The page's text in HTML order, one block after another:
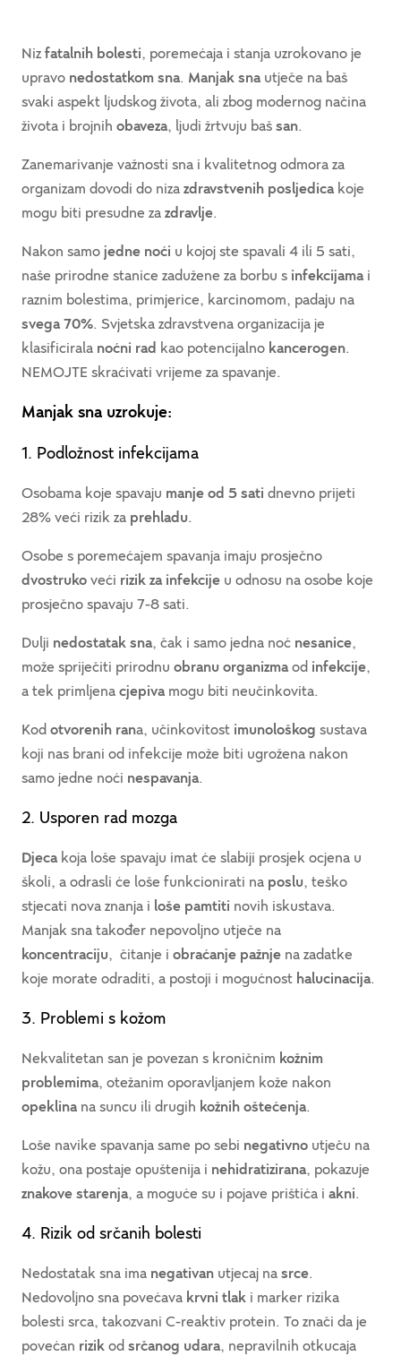
Niz fatalnih bolesti, poremećaja i stanja uzrokovano je
upravo nedostatkom sna. Manjak sna utječe na baš
svaki aspekt ljudskog života, ali zbog modernog načina
života i brojnih obaveza, ljudi žrtvuju baš san.
Zanemarivanje važnosti sna i kvalitetnog odmora za
organizam dovodi do niza zdravstvenih posljedica koje
mogu biti presudne za zdravlje.
Nakon samo jedne noći u kojoj ste spavali 4 ili 5 sati,
naše prirodne stanice zadužene za borbu s infekcijama i
raznim bolestima, primjerice, karcinomom, padaju na
svega 70%. Svjetska zdravstvena organizacija je
klasificirala noćni rad kao potencijalno kancerogen.
NEMOJTE skraćivati vrijeme za spavanje.
Manjak sna uzrokuje:
1. Podložnost infekcijama
Osobama koje spavaju manje od 5 sati dnevno prijeti
28% veći rizik za prehladu.
Osobe s poremećajem spavanja imaju prosječno
dvostruko veći rizik za infekcije u odnosu na osobe koje
prosječno spavaju 7-8 sati.
Dulji nedostatak sna, čak i samo jedna noć nesanice,
može spriječiti prirodnu obranu organizma od infekcije,
a tek primljena cjepiva mogu biti neučinkovita.
Kod otvorenih rana, učinkovitost imunološkog sustava
koji nas brani od infekcije može biti ugrožena nakon
samo jedne noći nespavanja.
2. Usporen rad mozga
Djeca koja loše spavaju imat će slabiji prosjek ocjena u
školi, a odrasli će loše funkcionirati na poslu, teško
stjecati nova znanja i loše pamtiti novih iskustava.
Manjak sna također nepovoljno utječe na
koncentraciju, čitanje i obraćanje pažnje na zadatke
koje morate odraditi, a postoji i mogućnost halucinacija.
3. Problemi s kožom
Nekvalitetan san je povezan s kroničnim kožnim
problemima, otežanim oporavljanjem kože nakon
opeklina na suncu ili drugih kožnih oštećenja.
Loše navike spavanja same po sebi negativno utječu na
kožu, ona postaje opuštenija i nehidratizirana, pokazuje
znakove starenja, a moguće su i pojave prištića i akni.
4. Rizik od srčanih bolesti
Nedostatak sna ima negativan utjecaj na srce.
Nedovoljno sna povećava krvni tlak i marker rizika
bolesti srca, takozvani C-reaktiv protein. To znači da je
povećan rizik od srčanog udara, nepravilnih otkucaja